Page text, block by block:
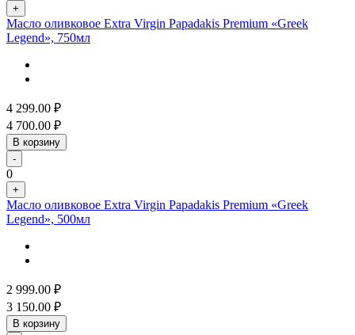
+
Масло оливковое Extra Virgin Papadakis Premium «Greek
Legend», 750мл
4 299.00 ₽
4 700.00 ₽
В корзину
-
0
+
Масло оливковое Extra Virgin Papadakis Premium «Greek
Legend», 500мл
2 999.00 ₽
3 150.00 ₽
В корзину